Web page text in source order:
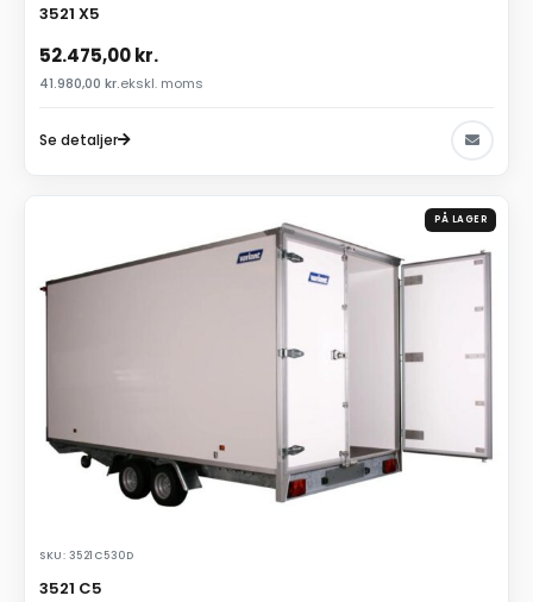
3521 X5
52.475,00kr.
41.980,00 kr.ekskl. moms
Se detaljer
PÅ LAGER
SKU: 3521C530D
3521 C5